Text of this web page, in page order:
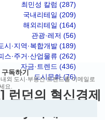
최민성 칼럼 (287)
국내리테일 (209)
해외리테일 (164)
관광·레저 (56)
시·지역·복합개발 (189)
스·주거·산업물류 (262)
자금·트렌드 (436)
도시문화 (76)게시물 76
런던의 혁신경제
사례
독하기
외 도시·부동산 트렌드를 이메일로
요.